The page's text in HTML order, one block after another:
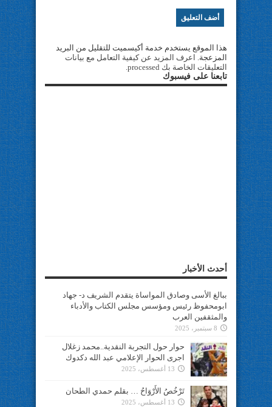
هذا الموقع يستخدم خدمة أكيسميت للتقليل من البريد
المزعجة. اعرف المزيد عن كيفية التعامل مع بيانات
التعليقات الخاصة بك processed
.
تابعنا على فيسبوك
أحدث الأخبار
ببالغ الأسى وصادق المواساة يتقدم الشريف د- جهاد
ابومحفوظ رئيس ومؤسس مجلس الكتاب والأدباء
والمثقفين العرب
8 سبتمبر، 2025
حوار حول التجربة النقدية..محمد زغلال
اجرى الحوار الإعلامي عبد الله دكدوك
13 أغسطس، 2025
تَرْخُصُ الأَرْوَاحُ … بقلم حمدي الطحان
13 أغسطس، 2025